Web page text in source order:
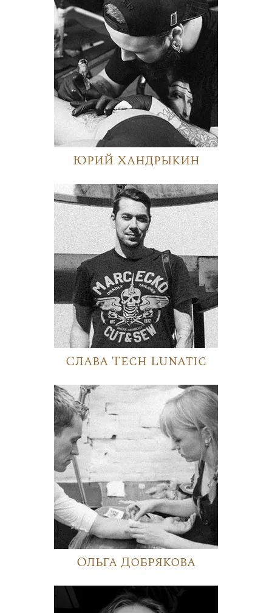
Юрий Хандрыкин
Слава Tech Lunatic
Ольга Добрякова